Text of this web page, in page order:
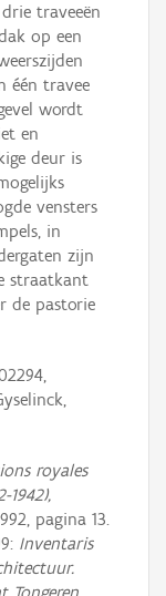
traveeën
op een
één travee
wordt
en
deur is
vensters
in
zijn
straatkant
de pastorie
royales
1942),
pagina 13.
Inventaris